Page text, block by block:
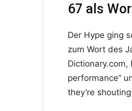
67 als
Der Hype ging
zum Wort des
performance“
they’re